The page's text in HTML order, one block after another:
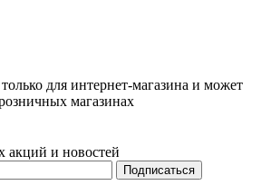
для интернет-магазина и может
магазинах
акций и новостей
Подписаться